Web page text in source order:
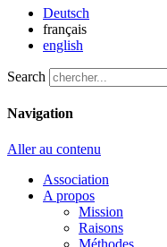
Deutsch
français
english
Search
Navigation
Aller au contenu
Association
A propos
Mission
Raisons
Méthodes